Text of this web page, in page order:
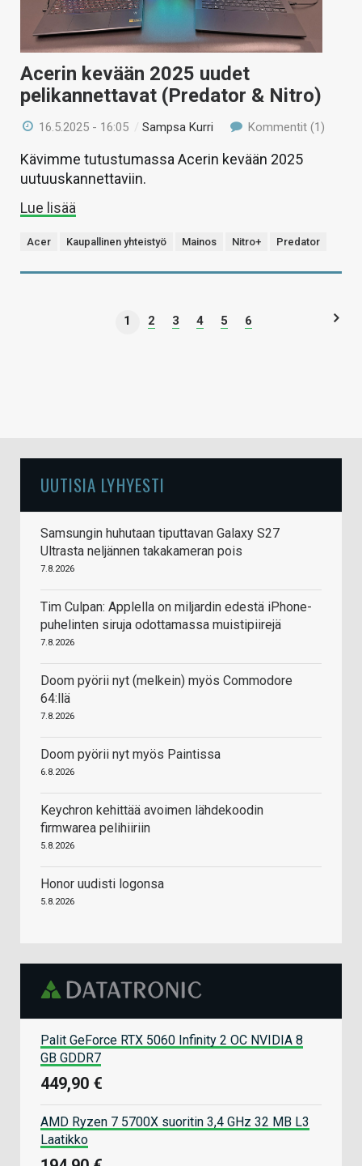
Acerin kevään 2025 uudet
pelikannettavat (Predator & Nitro)
16.5.2025 - 16:05 /Sampsa Kurri Kommentit (1)
Kävimme tutustumassa Acerin kevään 2025
uutuuskannettaviin.
Lue lisää
Acer Kaupallinen yhteistyö Mainos Nitro+ Predator
1 2 3 4 5 6
UUTISIA LYHYESTI
Samsungin huhutaan tiputtavan Galaxy S27
Ultrasta neljännen takakameran pois
7.8.2026
Tim Culpan: Applella on miljardin edestä iPhone-
puhelinten siruja odottamassa muistipiirejä
7.8.2026
Doom pyörii nyt (melkein) myös Commodore
64:llä
7.8.2026
Doom pyörii nyt myös Paintissa
6.8.2026
Keychron kehittää avoimen lähdekoodin
firmwarea pelihiiriin
5.8.2026
Honor uudisti logonsa
5.8.2026
Palit GeForce RTX 5060 Infinity 2 OC NVIDIA 8
GB GDDR7
449,90 €
AMD Ryzen 7 5700X suoritin 3,4 GHz 32 MB L3
Laatikko